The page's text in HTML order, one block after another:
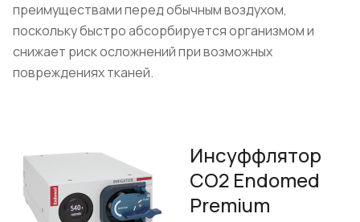
преимуществами перед обычным воздухом,
поскольку быстро абсорбируется организмом и
снижает риск осложнений при возможных
повреждениях тканей.
Инсуффлятор
CO2 Endomed
Premium